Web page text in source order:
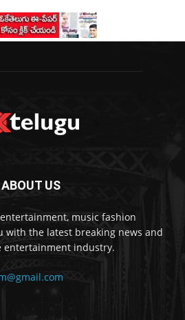
ABOUT US
music fashion
with the latest breaking news and
entertainment industry.